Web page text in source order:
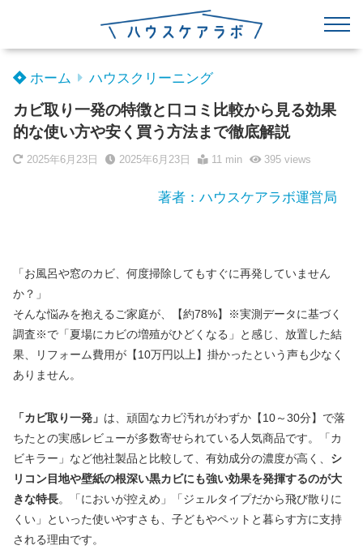
ホーム ハウスクリーニング
カビ取り一発の特徴と口コミ比較から見る効果
的な使い方や安く買う方法まで徹底解説
2025年6月23日 2025年6月23日 11 min 395views
著者：ハウスケアラボ運営局
「お風呂や窓のカビ、何度掃除してもすぐに再発していません
か？」
そんな悩みを抱えるご家庭が、【約78%】※実測データに基づく
調査※で「夏場にカビの増殖がひどくなる」と感じ、放置した結
果、リフォーム費用が【10万円以上】掛かったという声も少なく
ありません。
「カビ取り一発」 は、頑固なカビ汚れがわずか【10～30分】で落
ちたとの実感レビューが多数寄せられている人気商品です。「カ
ビキラー」など他社製品と比較して、有効成分の濃度が高く、 シ
リコン目地や壁紙の根深い黒カビにも強い効果を発揮するのが大
きな特長。「においが控えめ」「ジェルタイプだから飛び散りに
くい」といった使いやすさも、子どもやペットと暮らす方に支持
される理由です。